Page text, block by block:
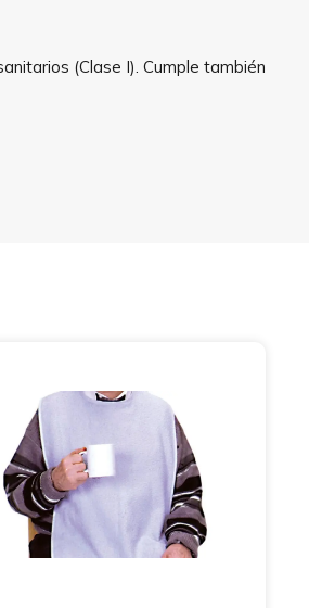
(Clase I). Cumple también